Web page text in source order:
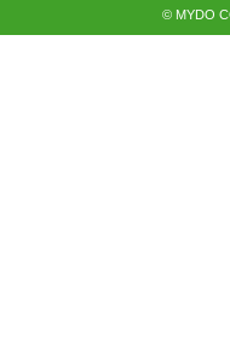
© MYDO